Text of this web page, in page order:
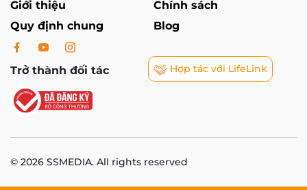
Giới thiệu
Chính sách
Quy định chung
Blog
Trở thành đối tác Hợp tác với LifeLink
© 2026 SSMEDIA. All rights reserved